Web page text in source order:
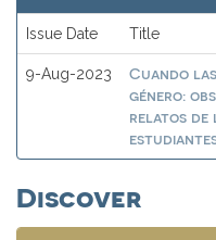
Issue Date Title
9-Aug-2023
Cuando
género:
relatos de
Discover